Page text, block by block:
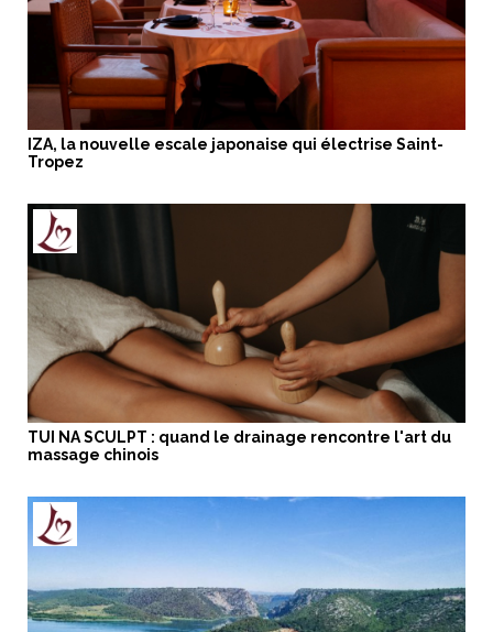
IZA, la nouvelle escale japonaise qui électrise Saint-
Tropez
TUI NA SCULPT : quand le drainage rencontre l'art du
massage chinois